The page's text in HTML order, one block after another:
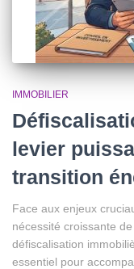
IMMOBILIER
levier
transition
Face aux enjeux
nécessité croissante
défiscalisation
essentiel pour